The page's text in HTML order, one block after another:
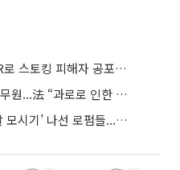
“살기 위해 도망치는 거야” VR로 스토킹 피해자 공포 마주한 수형자들
승진 다음날 사망한 이천시 공무원...法 “과로로 인한 순직”
검찰 수사권 폐지에 ‘전직 경찰 모시기’ 나선 로펌들...“경찰수사 대응 강화”